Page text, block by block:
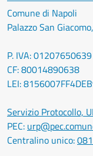
Comune di Napoli
Palazzo San
P. IVA: 01207650639
CF: 80014890638
LEI:
Servizio Protocollo,
PEC:
Centralino unico: